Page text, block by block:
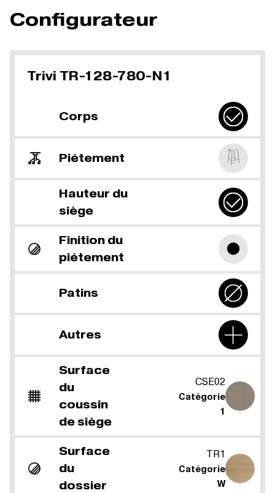
Configurateur
Trivi TR-128-780-N1
Corps
Piétement
Hauteur du
siège
Finition du
piétement
Patins
Autres
Surface
du
coussin
de siège
CSE02
Catégorie
1
Surface
du
dossier
TR1
Catégorie
W